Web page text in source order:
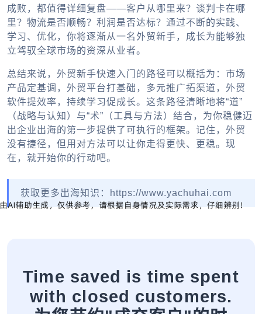
成败，都值得详细复盘——客户从哪里来？谈判卡在哪
里？物流是否顺畅？利润是否达标？通过不断的实践、
学习、优化，你将逐渐从一名外贸新手，成长为能够独
立驾驭全球市场的资深从业者。
总结来说，外贸新手快速入门的路径可以概括为：市场
产品定基调， 外贸平台打基础，多元推广拓渠道， 外贸
软件提效率，持续学习促成长。这条路径清晰地将“道”
（战略与认知）与“术”（工具与方法）结合，为你稳健迈
出企业出海的第一步提供了可执行的框架。记住，外贸
没有捷径，但用对方法可以让你走得更快、更稳。现
在，就开始你的行动吧。
获取更多出海知识：https://www.yachuhai.com
Time saved is time spent
with closed customers.